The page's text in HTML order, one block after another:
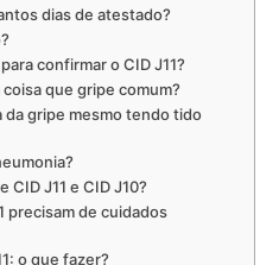
dias de atestado?
confirmar o CID J11?
coisa que gripe comum?
da gripe mesmo tendo tido
CID J11 e CID J10?
precisam de cuidados
o que fazer?